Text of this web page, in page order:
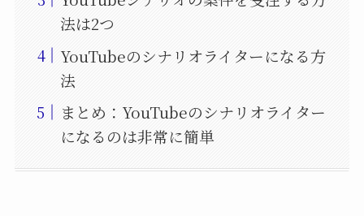
法は2つ
YouTubeのシナリオライターになる方
法
まとめ：YouTubeのシナリオライター
になるのは非常に簡単